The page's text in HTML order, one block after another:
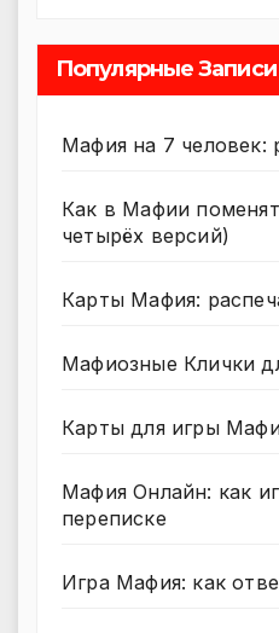
Популярные Записи
Мафия на 7 человек:
Как в Мафии
четырёх версий)
Карты Мафия:
Мафиозные Клички
Карты для игры
Мафия Онлайн: как
переписке
Игра Мафия: как